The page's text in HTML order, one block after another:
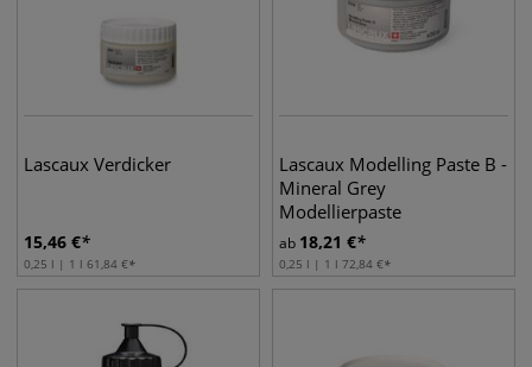
Lascaux Verdicker
15,46 €
0,25 l | 1 l 61,84 €
Lascaux Modelling Paste B -
Mineral Grey
Modellierpaste
ab 18,21 €
0,25 l | 1 l 72,84 €